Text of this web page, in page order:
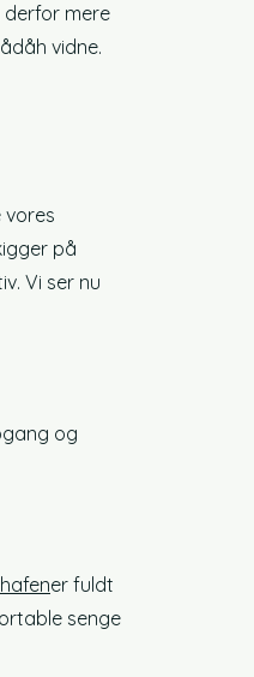
mere
åh vidne.
på
Vi ser nu
og
er fuldt
senge